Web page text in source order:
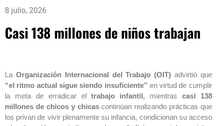
8 julio, 2026
Casi 138 millones de niños trabajan
La Organización Internacional del Trabajo (OIT)advirtió que
“el ritmo actual sigue siendo insuficiente” en virtud de cumplir
la meta de erradicar eltrabajo infantil, mientrascasi 138
millones de chicos y chicascontinúan realizando prácticas que
los privan de vivir plenamente su infancia, condicionan su acceso